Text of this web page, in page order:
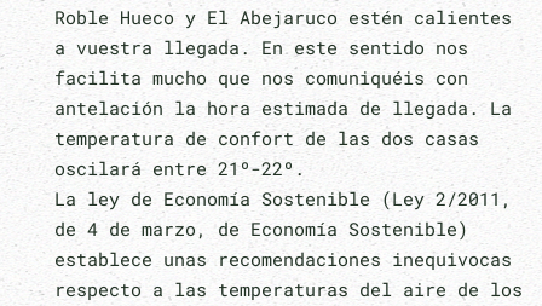
Roble Hueco y El Abejaruco estén calientes
a vuestra llegada. En este sentido nos
facilita mucho que nos comuniquéis con
antelación la hora estimada de llegada. La
temperatura de confort de las dos casas
oscilará entre 21º-22º.
La ley de Economía Sostenible (Ley 2/2011,
de 4 de marzo, de Economía Sostenible)
establece unas recomendaciones inequivocas
respecto a las temperaturas del aire de los